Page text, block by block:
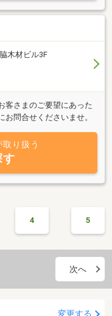
木材ビル3F
客さまのご要望にあった
問合せくださいませ。
り扱う
す
4 5
次へ
変更する